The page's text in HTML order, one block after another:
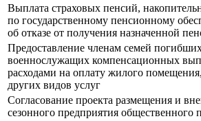
Выплата страховых пенсий,
по государственному пенсионному
об отказе от получения назначенной
Предоставление членам семей
военнослужащих компенсационных
расходами на оплату жилого
других видов услуг
Согласование проекта размещения и
сезонного предприятия общественного